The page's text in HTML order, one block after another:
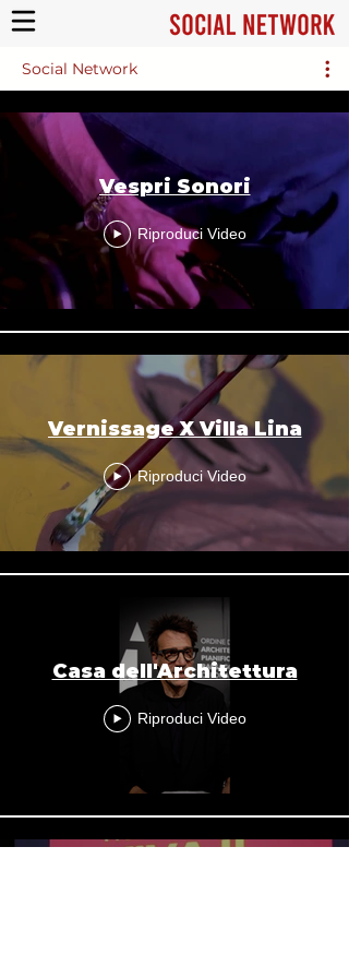
Social Network
Vespri Sonori
Riproduci Video
Vernissage X Villa Lina
Riproduci Video
Casa dell'Architettura
Riproduci Video